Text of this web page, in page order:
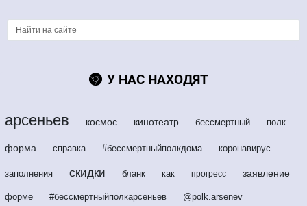
У НАС НАХОДЯТ
арсеньев космос кинотеатр бессмертный полк
форма справка #бессмертныйполкдома коронавирус
заполнения скидки бланк как прогресс заявление
форме #бессмертныйполкарсеньев @polk.arsenev